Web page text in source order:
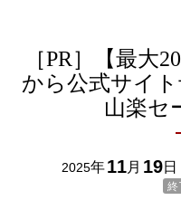
［PR］【最大
から公式サイ
山楽セ
終
2025年11月 19日